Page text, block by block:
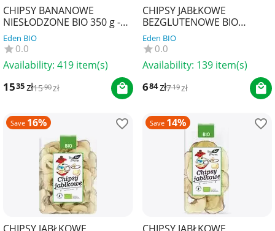
CHIPSY BANANOWE
NIESŁODZONE BIO 350 g -
BIO PLANET
Eden BIO
0.0
Availability: 419 item(s)
1535zł1590 zł
CHIPSY JABŁKOWE
BEZGLUTENOWE BIO
(POLSKA) 50 g - BIO RAJ
Eden BIO
0.0
Availability: 139 item(s)
684zł719 zł
Save 16% Save 14%